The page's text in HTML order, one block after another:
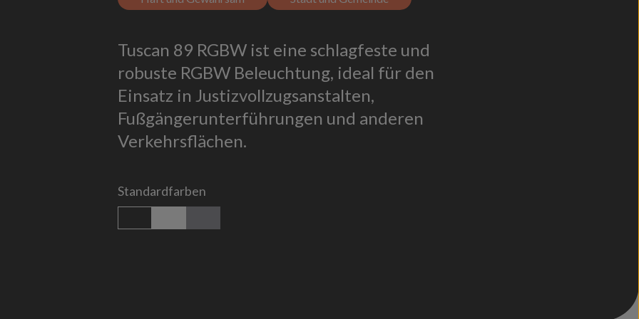
Tuscan 89 RGBW ist eine schlagfeste und
robuste RGBW Beleuchtung, ideal für den
Einsatz in Justizvollzugsanstalten,
Fußgängerunterführungen und anderen
Verkehrsflächen.
Standardfarben